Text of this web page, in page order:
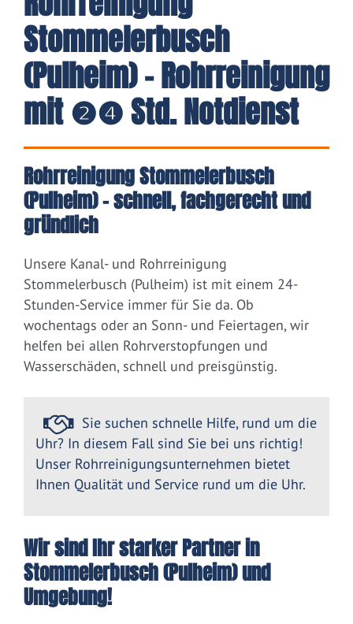
Stommelerbusch
(Pulheim) - Rohrreinigung
mit ❷❹ Std. Notdienst
Rohrreinigung Stommelerbusch
(Pulheim) – schnell, fachgerecht und
gründlich
Unsere Kanal- und Rohrreinigung
Stommelerbusch (Pulheim) ist mit einem 24-
Stunden-Service immer für Sie da. Ob
wochentags oder an Sonn- und Feiertagen, wir
helfen bei allen Rohrverstopfungen und
Wasserschäden, schnell und preisgünstig.
Sie suchen schnelle Hilfe, rund um die
Uhr? In diesem Fall sind Sie bei uns richtig!
Unser Rohrreinigungsunternehmen bietet
Ihnen Qualität und Service rund um die Uhr.
Wir sind Ihr starker Partner in
Stommelerbusch (Pulheim) und
Umgebung!